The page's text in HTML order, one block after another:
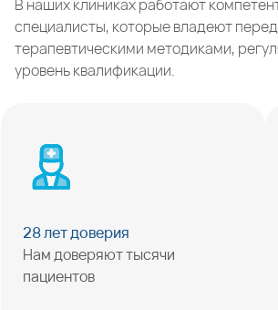
В наших клиниках работают
специалисты, которые владеют
терапевтическими методиками,
уровень квалификации.
28 лет доверия
Нам доверяют тысячи
пациентов